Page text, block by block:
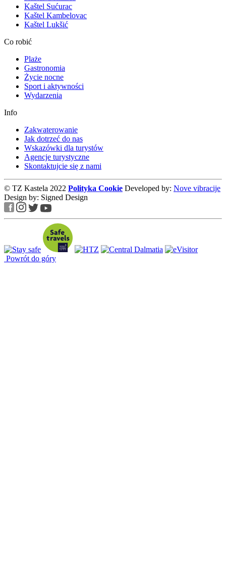
Kaštel Sućurac
Kaštel Kambelovac
Kaštel Lukšić
Co robić
Plaże
Gastronomia
Życie nocne
Sport i aktywności
Wydarzenia
Info
Zakwaterowanie
Jak dotrzeć do nas
Wskazówki dla turystów
Agencje turystyczne
Skontaktujcie się z nami
© TZ Kastela 2022 Polityka Cookie Developed by: Nove vibracije
Design by: Signed Design
Powrót do góry